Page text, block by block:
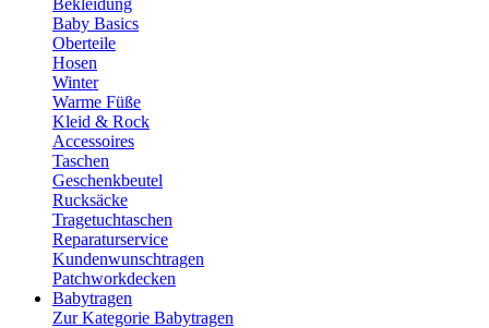
Bekleidung
Baby Basics
Oberteile
Hosen
Winter
Warme Füße
Kleid & Rock
Accessoires
Taschen
Geschenkbeutel
Rucksäcke
Tragetuchtaschen
Reparaturservice
Kundenwunschtragen
Patchworkdecken
Babytragen
Zur Kategorie Babytragen